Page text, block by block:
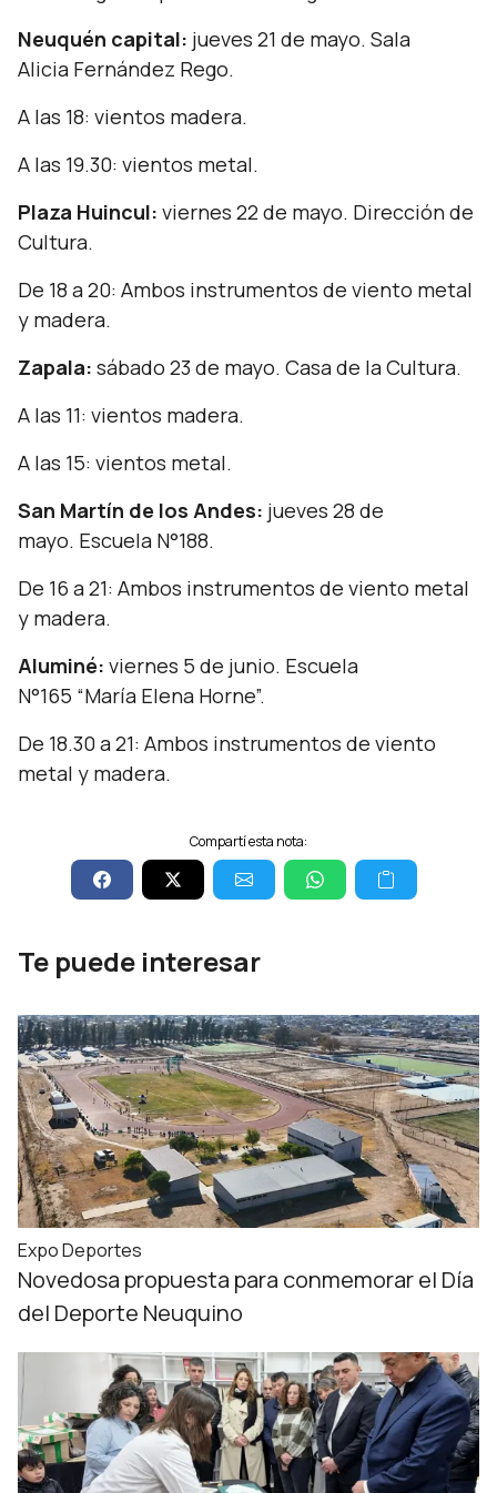
Neuquén capital: jueves 21 de mayo. Sala
Alicia Fernández Rego.
A las 18: vientos madera.
A las 19.30: vientos metal.
Plaza Huincul: viernes 22 de mayo. Dirección de
Cultura.
De 18 a 20: Ambos instrumentos de viento metal
y madera.
Zapala: sábado 23 de mayo. Casa de la Cultura.
A las 11: vientos madera.
A las 15: vientos metal.
San Martín de los Andes: jueves 28 de
mayo. Escuela N°188.
De 16 a 21: Ambos instrumentos de viento metal
y madera.
Aluminé: viernes 5 de junio. Escuela
N°165 “María Elena Horne”.
De 18.30 a 21: Ambos instrumentos de viento
metal y madera.
Compartí esta nota:
Te puede interesar
Expo Deportes
Novedosa propuesta para conmemorar el Día
del Deporte Neuquino